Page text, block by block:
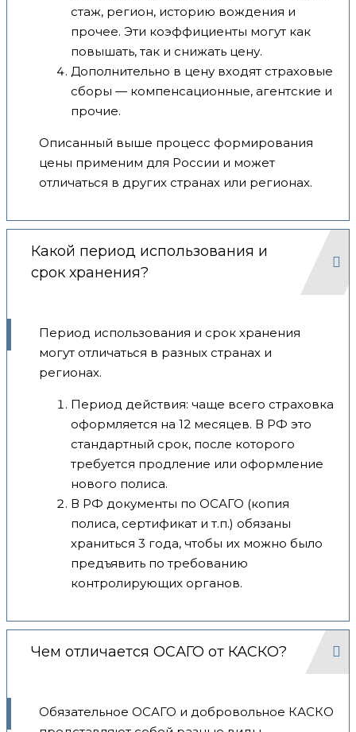
стаж, регион, историю вождения и
прочее. Эти коэффициенты могут как
повышать, так и снижать цену.
Дополнительно в цену входят страховые
сборы — компенсационные, агентские и
прочие.
Описанный выше процесс формирования
цены применим для России и может
отличаться в других странах или регионах.
Какой период использования и
срок хранения?
Период использования и срок хранения
могут отличаться в разных странах и
регионах.
Период действия: чаще всего страховка
оформляется на 12 месяцев. В РФ это
стандартный срок, после которого
требуется продление или оформление
нового полиса.
В РФ документы по ОСАГО (копия
полиса, сертификат и т.п.) обязаны
храниться 3 года, чтобы их можно было
предъявить по требованию
контролирующих органов.
Чем отличается ОСАГО от КАСКО?
Обязательное ОСАГО и добровольное КАСКО